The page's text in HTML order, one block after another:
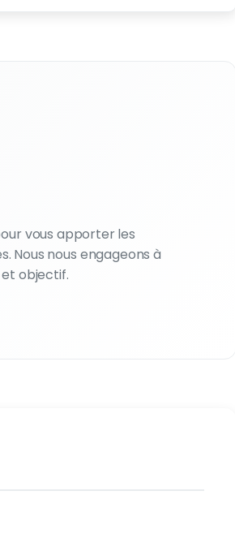
vous apporter les
Nous nous engageons à
objectif.